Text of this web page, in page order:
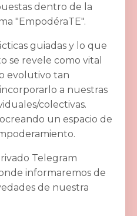
dentro de la
"EmpodéraTE".
guiadas y lo que
se revele como vital
evolutivo tan
a nuestras
colectivas.
un espacio de
Telegram
informaremos de
de nuestra